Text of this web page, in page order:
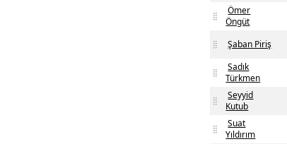
Ömer
Öngüt
Şaban Piriş
Sadık
Türkmen
Seyyid
Kutub
Suat
Yıldırım